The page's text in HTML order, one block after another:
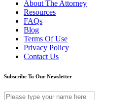
About The Attorney
Resources
FAQs
Blog
Terms Of Use
Privacy Policy
Contact Us
Subscribe To Our Newsletter